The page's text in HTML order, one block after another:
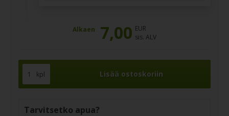
Alkaen 7,00 EUR
sis. ALV
kpl
Tarvitsetko apua?